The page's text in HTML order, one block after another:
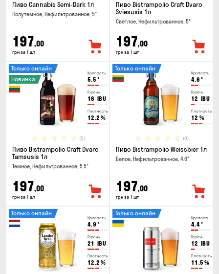
Пиво Cannabis Semi-Dark 1л
Полутемное, Нефильтрованное, 5°
197,00
грн за 1 шт
Пиво Bistrampolio Craft Dvaro
Sviesusis 1л
Светлое, Нефильтрованное, 5°
197,00
грн за 1 шт
Крепость
5.5 °
Горечь
16 IBU
Плотность
12.2 %
(0)
Только онлайн
Новинка
Пиво Bistrampolio Craft Dvaro
Tamsusis 1л
Темное, Нефильтрованное, 5.5°
197,00
грн за 1 шт
Крепость
4.6 °
Горечь
12 IBU
Плотность
12 %
(0)
Только онлайн
Пиво Bistrampolio Weissbier 1л
Белое, Нефильтрованное, 4.6°
197,00
грн за 1 шт
Крепость
4.9 °
Горечь
21 IBU
Плотность
12.2 %
Только онлайн
Крепость
4.4°
Горечь
12 IBU
Плотность
11.5 %
Только онлайн